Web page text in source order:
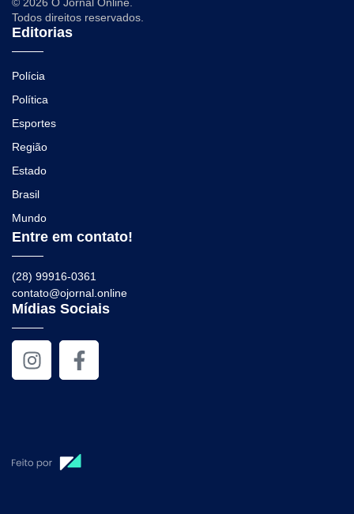
© 2026 O Jornal Online.
Todos direitos reservados.
Editorias
Polícia
Política
Esportes
Região
Estado
Brasil
Mundo
Entre em contato!
(28) 99916-0361
contato@ojornal.online
Mídias Sociais